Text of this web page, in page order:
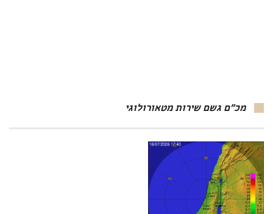
מכ"ם גשם שירות מטאורולוגי